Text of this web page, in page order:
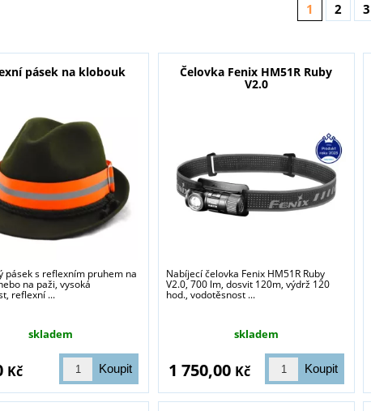
1 2 3
pásek na klobouk
pásek s reflexním pruhem na
na paži, vysoká
reflexní ...
skladem
Kč
Čelovka Fenix HM51R Ruby
V2.0
Nabíjecí čelovka Fenix HM51R Ruby
V2.0, 700 lm, dosvit 120m, výdrž 120
hod., vodotěsnost ...
skladem
1 750,00 Kč